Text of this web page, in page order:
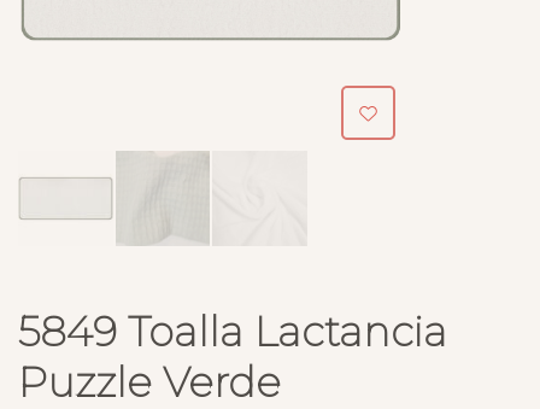
5849 Toalla Lactancia
Puzzle Verde